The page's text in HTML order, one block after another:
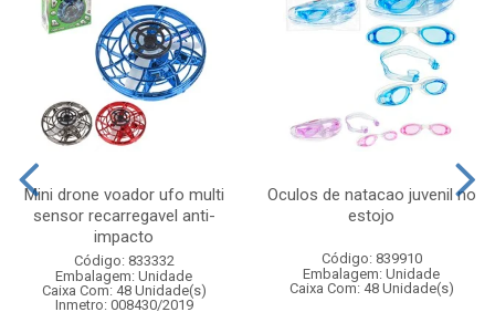
Mini drone voador ufo multi
sensor recarregavel anti-
impacto
Código: 833332
Embalagem: Unidade
Caixa Com: 48 Unidade(s)
Inmetro: 008430/2019
Oculos de natacao juvenil no
estojo
Código: 839910
Embalagem: Unidade
Caixa Com: 48 Unidade(s)